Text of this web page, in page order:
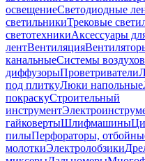
освещениеСветодиодные
светильникиТрековые
светотехникиАксессуары
лентВентиляция
канальныеСистемы
диффузорыПроветриватели
под плиткуЛюки напольные
покраскуСтроительный
инструмент
гайковертыШлифмашины
пилыПерфораторы,
молоткиЭлектролобзики